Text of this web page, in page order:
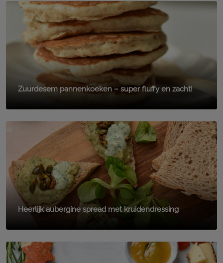
Zuurdesem pannenkoeken – super fluffy en zacht!
Heerlijk aubergine spread met kruidendressing